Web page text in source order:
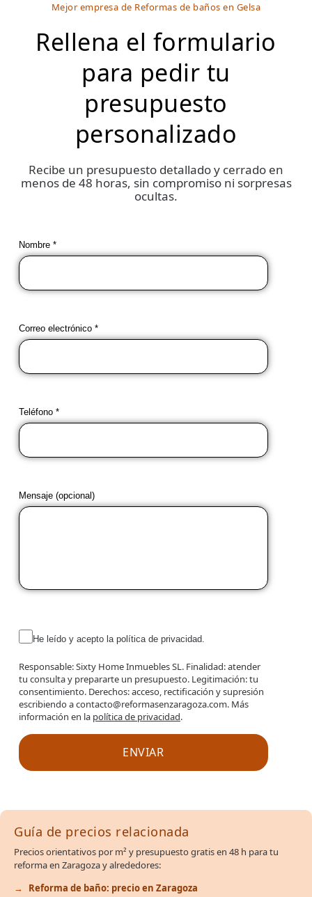
Mejor empresa de Reformas de baños en Gelsa
Rellena el formulario
para pedir tu
presupuesto
personalizado
Recibe un presupuesto detallado y cerrado en
menos de 48 horas, sin compromiso ni sorpresas
ocultas.
Nombre *
Correo electrónico *
Teléfono *
Mensaje (opcional)
He leído y acepto la política de privacidad.
Responsable: Sixty Home Inmuebles SL. Finalidad: atender
tu consulta y prepararte un presupuesto. Legitimación: tu
consentimiento. Derechos: acceso, rectificación y supresión
escribiendo a contacto@reformasenzaragoza.com. Más
información en la política de privacidad.
Guía de precios relacionada
Precios orientativos por m² y presupuesto gratis en 48 h para tu
reforma en Zaragoza y alrededores:
Reforma de baño: precio en Zaragoza